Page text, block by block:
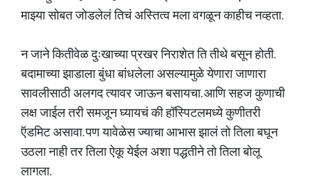
माझ्या सोबत जोडलेलं तिचं अस्तित्व मला वगळून काहीच नव्हता.
न जाने कितीवेळ दुःखाच्या प्रखर निराशेत ति तीथे बसून होती.
बदामाच्या झाडाला बुंधा बांधलेला असल्यामुळे येणारा जाणारा
सावलीसाठी अलगद त्यावर जाऊन बसायचा. आणि सहज कुणाची
लक्ष जाईल तरी समजून घ्यायचं की हॉस्पिटलमध्ये कुणीतरी
ऍडमिट असावा. पण यावेळेस ज्याचा आभास झालं तो तिला बघून
उठला नाही तर तिला ऐकू येईल अशा पद्धतीने तो तिला बोलू
लागला.